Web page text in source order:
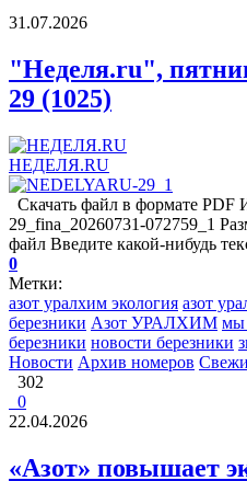
31.07.2026
"Неделя.ru",
29 (1025)
НЕДЕЛЯ.RU
Скачать файл в формате
29_fina_20260731-072759_1
файл Введите какой-нибудь
0
Метки:
азот уралхим экология азот
березники Азот УРАЛХИМ мы
березники новости березники
Новости Архив номеров
302
0
22.04.2026
«Азот» повышает